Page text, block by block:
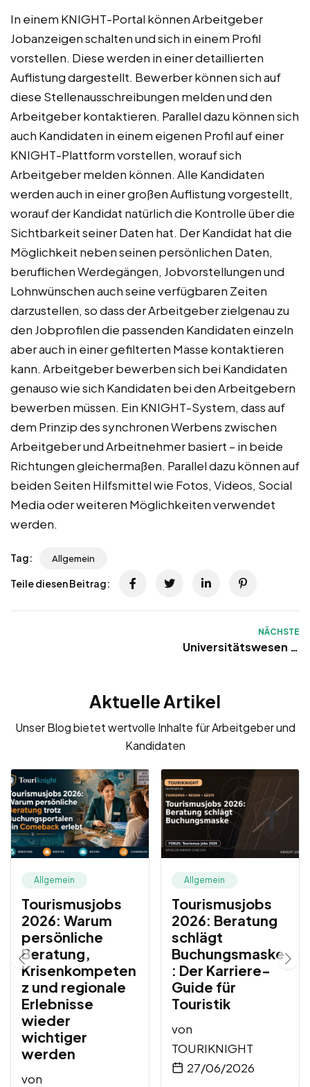
In einem KNIGHT-Portal können Arbeitgeber
Jobanzeigen schalten und sich in einem Profil
vorstellen. Diese werden in einer detaillierten
Auflistung dargestellt. Bewerber können sich auf
diese Stellenausschreibungen melden und den
Arbeitgeber kontaktieren. Parallel dazu können sich
auch Kandidaten in einem eigenen Profil auf einer
KNIGHT-Plattform vorstellen, worauf sich
Arbeitgeber melden können. Alle Kandidaten
werden auch in einer großen Auflistung vorgestellt,
worauf der Kandidat natürlich die Kontrolle über die
Sichtbarkeit seiner Daten hat. Der Kandidat hat die
Möglichkeit neben seinen persönlichen Daten,
beruflichen Werdegängen, Jobvorstellungen und
Lohnwünschen auch seine verfügbaren Zeiten
darzustellen, so dass der Arbeitgeber zielgenau zu
den Jobprofilen die passenden Kandidaten einzeln
aber auch in einer gefilterten Masse kontaktieren
kann. Arbeitgeber bewerben sich bei Kandidaten
genauso wie sich Kandidaten bei den Arbeitgebern
bewerben müssen. Ein KNIGHT-System, dass auf
dem Prinzip des synchronen Werbens zwischen
Arbeitgeber und Arbeitnehmer basiert – in beide
Richtungen gleichermaßen. Parallel dazu können auf
beiden Seiten Hilfsmittel wie Fotos, Videos, Social
Media oder weiteren Möglichkeiten verwendet
werden.
Tag: Allgemein
Teile diesen Beitrag:
NÄCHSTE
Universitätswesen in
Aktuelle Artikel
Unser Blog bietet wertvolle Inhalte für Arbeitgeber und
Kandidaten
Allgemein
Tourismusjobs
2026: Warum
persönliche
Beratung,
Krisenkompeten
z und regionale
Erlebnisse
wieder
wichtiger
werden
von
Allgemein
Tourismusjobs
2026: Beratung
schlägt
Buchungsmaske
: Der Karriere-
Guide für
Touristik
von
TOURIKNIGHT
27/06/2026